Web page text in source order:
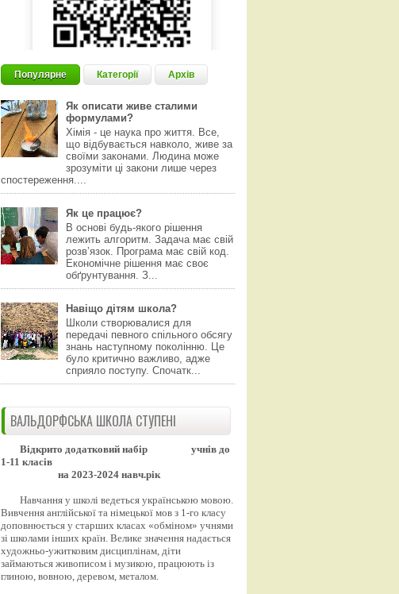
Популярне Категорії Архів
Як описати живе сталими
формулами?
Хімія - це наука про життя. Все,
що відбувається навколо, живе за
своїми законами. Людина може
зрозуміти ці закони лише через
спостереження....
Як це працює?
В основі будь-якого рішення
лежить алгоритм. Задача має свій
розвʼязок. Програма має свій код.
Економічне рішення має своє
обґрунтування. З...
Навіщо дітям школа?
Школи створювалися для
передачі певного спільного обсягу
знань наступному поколінню. Це
було критично важливо, адже
сприяло поступу. Спочатк...
ВАЛЬДОРФСЬКА ШКОЛА СТУПЕНІ
Відкрито додатковий набір
учнів до
1-11 класів
на 2023-2024 навч.рік
Навчання у школі ведеться українською мовою.
Вивчення англійської та німецької мов з 1-го класу
доповнюється у старших класах «обміном» учнями
зі школами інших країн. Велике значення надається
художньо-ужитковим дисциплінам, діти
займаються живописом і музикою, працюють із
глиною, вовною, деревом, металом.